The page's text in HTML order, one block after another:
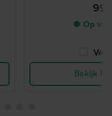
99,-
● Op
Bekijk